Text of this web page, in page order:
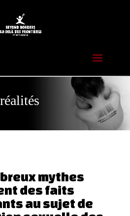
mythes
des faits
au sujet de